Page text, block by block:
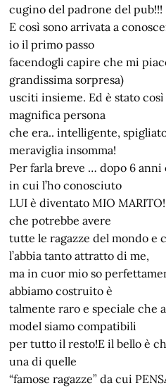
cugino del padrone del pub!!!
E così sono arrivata a
io il primo passo
facendogli capire che mi
grandissima sorpresa)
usciti insieme. Ed è stato
magnifica persona
che era.. intelligente,
meraviglia insomma!
Per farla breve … dopo 6
in cui l’ho conosciuto
LUI è diventato MIO
che potrebbe avere
tutte le ragazze del mondo e
l’abbia tanto attratto di me,
ma in cuor mio so
abbiamo costruito è
talmente raro e speciale che
model siamo compatibili
per tutto il resto!E il bello è
una di quelle
“famose ragazze” da cui